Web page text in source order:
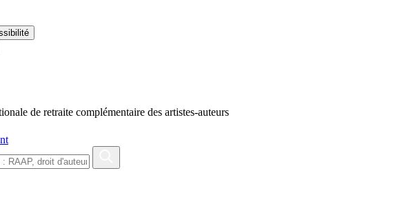
de retraite complémentaire des artistes-auteurs